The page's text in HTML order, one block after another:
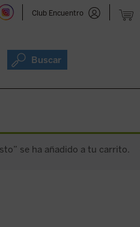
Club Encuentro
Buscar
se ha añadido a tu carrito.